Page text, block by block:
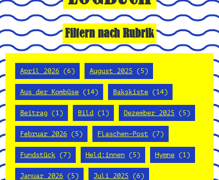
Filtern nach Rubrik
April 2026 (6) August 2025 (5)
Aus der Kombüse (14) Bakskiste (14)
Beitrag (1) Bild(1) Dezember 2025 (5)
Februar 2026 (5) Flaschen-Post (7)
Fundstück (7) Held:innen (5) Hymne (1)
Januar 2026 (5) Juli 2025 (6)